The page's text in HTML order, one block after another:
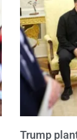
Trump